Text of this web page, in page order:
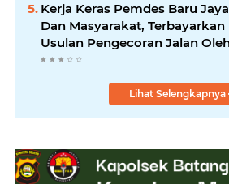
Kerja Keras Pemdes Baru Jaya
Dan Masyarakat, Terbayarkan
Usulan Pengecoran Jalan Oleh
PT.Pertamina Segera
Lihat Selengkapnya